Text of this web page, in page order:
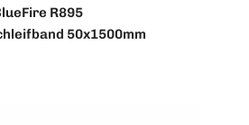
R895
50x1500mm